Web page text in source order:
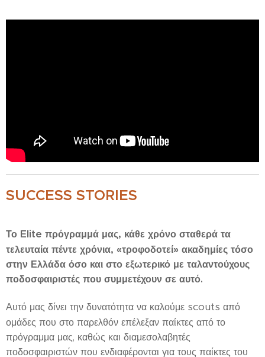
SUCCESS STORIES
Το Elite πρόγραμμά μας, κάθε χρόνο σταθερά τα
τελευταία πέντε χρόνια, «τροφοδοτεί» ακαδημίες τόσο
στην Ελλάδα όσο και στο εξωτερικό με ταλαντούχους
ποδοσφαιριστές που συμμετέχουν σε αυτό.
Αυτό μας δίνει την δυνατότητα να καλούμε scouts από
ομάδες που στο παρελθόν επέλεξαν παίκτες από το
πρόγραμμα μας, καθώς και διαμεσολαβητές
ποδοσφαιριστών που ενδιαφέρονται για τους παίκτες του